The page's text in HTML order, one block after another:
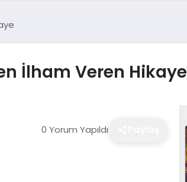
İlham Veren Hikaye
0 Yorum Yapıldı